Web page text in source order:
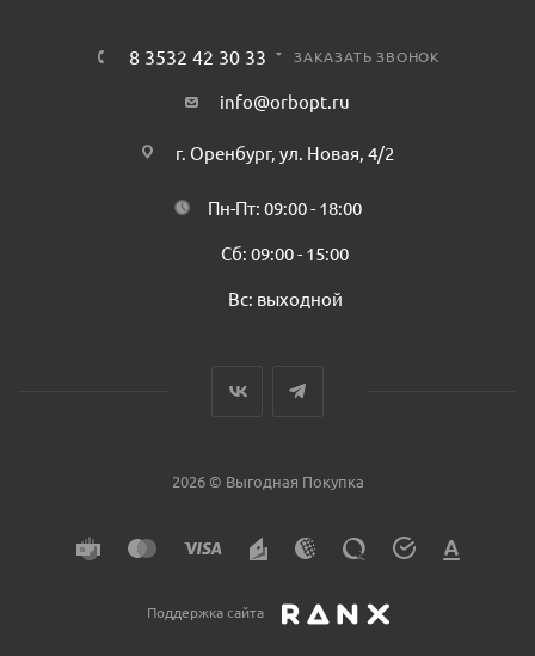
8 3532 42 30 33 ЗАКАЗАТЬ ЗВОНОК
info@orbopt.ru
г. Оренбург, ул. Новая, 4/2
Пн-Пт: 09:00 - 18:00
Сб: 09:00 - 15:00
Вс: выходной
2026 © Выгодная Покупка
Поддержка сайта